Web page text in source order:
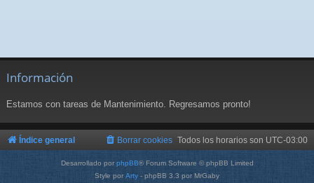
Información
Estamos con tareas de Mantenimiento. Regresamos pronto!
Índice general Todos los horarios son UTC-03:00
Borrar cookies
Desarrollado por phpBB® Forum Software © phpBB Limited
Style por Arty - phpBB 3.3 por MrGaby